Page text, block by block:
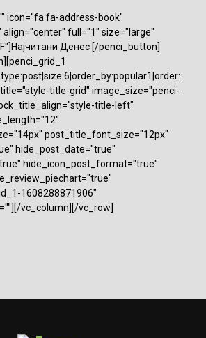
icon="fa fa-address-book"
full="1" size="large"
Денес [/penci_button]
title-grid" image_size="penci-
title-left"
post_title_font_size="12px"
hide_post_date="true"
hide_icon_post_format="true"
1608288871906"
vc_column][/vc_row]